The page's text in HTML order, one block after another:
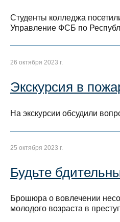
Студенты колледжа
Управление ФСБ по
26 октября 2023 г.
Экскурсия в
На экскурсии обсудили
25 октября 2023 г.
Будьте
Брошюра о вовлечении
молодого возраста в